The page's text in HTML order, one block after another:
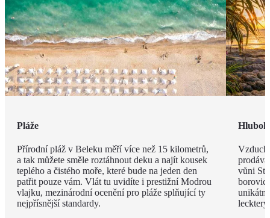
Pláže
Přírodní pláž v Beleku měří více než 15 kilometrů,
a tak můžete směle roztáhnout deku a najít kousek
teplého a čistého moře, které bude na jeden den
patřit pouze vám. Vlát tu uvidíte i prestižní Modrou
vlajku, mezinárodní ocenění pro pláže splňující ty
nejpřísnější standardy.
Vzduch
vůni
borovic